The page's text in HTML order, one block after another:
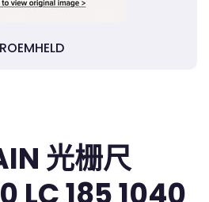
ROEMHELD
光栅尺